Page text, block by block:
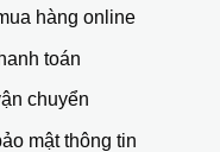
hàng online
toán
chuyển
mật thông tin